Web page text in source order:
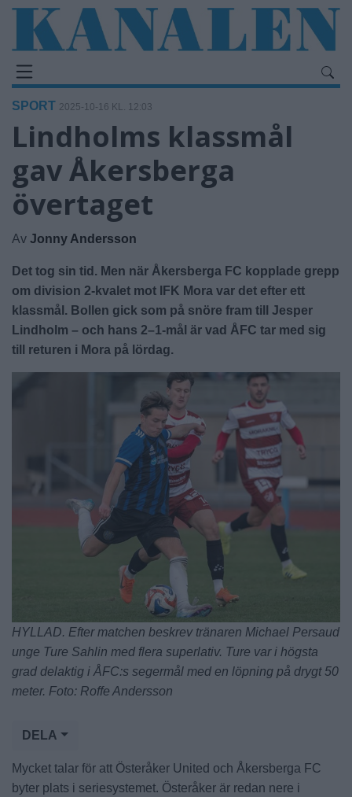
SPORT 2025-10-16 KL. 12:03
Lindholms klassmål
gav Åkersberga
övertaget
Av Jonny Andersson
Det tog sin tid. Men när Åkersberga FC kopplade grepp
om division 2-kvalet mot IFK Mora var det efter ett
klassmål. Bollen gick som på snöre fram till Jesper
Lindholm – och hans 2–1-mål är vad ÅFC tar med sig
till returen i Mora på lördag.
HYLLAD. Efter matchen beskrev tränaren Michael Persaud
unge Ture Sahlin med flera superlativ. Ture var i högsta
grad delaktig i ÅFC:s segermål med en löpning på drygt 50
meter. Foto: Roffe Andersson
DELA
Mycket talar för att Österåker United och Åkersberga FC
byter plats i seriesystemet. Österåker är redan nere i